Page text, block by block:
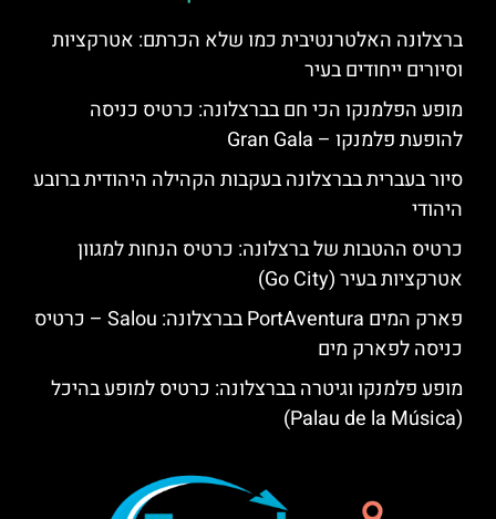
ברצלונה האלטרנטיבית כמו שלא הכרתם: אטרקציות
וסיורים ייחודים בעיר
מופע הפלמנקו הכי חם בברצלונה: כרטיס כניסה
להופעת פלמנקו – Gran Gala
סיור בעברית בברצלונה בעקבות הקהילה היהודית ברובע
היהודי
כרטיס ההטבות של ברצלונה: כרטיס הנחות למגוון
אטרקציות בעיר (Go City)
פארק המים PortAventura בברצלונה: Salou – כרטיס
כניסה לפארק מים
מופע פלמנקו וגיטרה בברצלונה: כרטיס למופע בהיכל
(Palau de la Música)